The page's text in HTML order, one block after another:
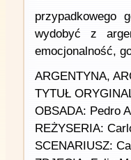
przypadkowego
wydobyć z
emocjonalność,
ARGENTYNA,
TYTUŁ
OBSADA: Pedro
REŻYSERIA:
SCENARIUSZ: